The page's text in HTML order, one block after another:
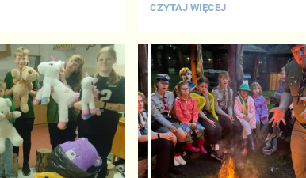
"MÓJ
CZYTAJ WIĘCEJ